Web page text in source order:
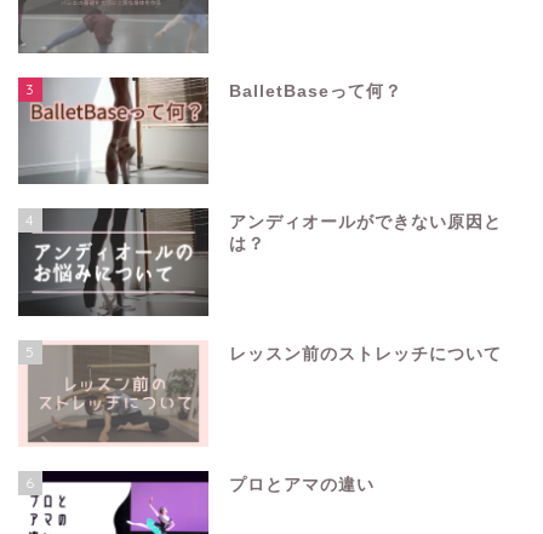
3 BalletBaseって何？
4
アンディオールができない原因と
は？
5 レッスン前のストレッチについて
6 プロとアマの違い